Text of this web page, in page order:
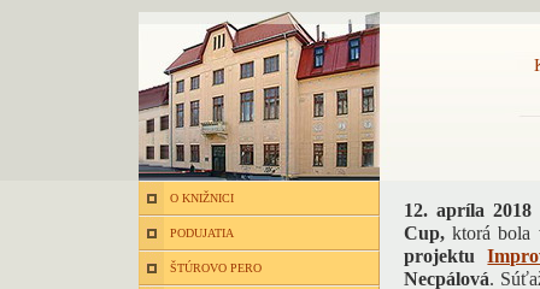
O KNIŽNICI
PODUJATIA
ŠTÚROVO PERO
12. apríla 2018
Cup, ktorá bola
projektu
Necpálová.